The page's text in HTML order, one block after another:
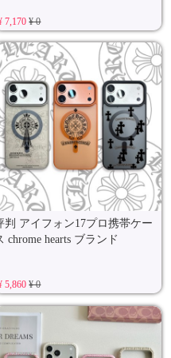
7,170¥ 0
判 アイフォン17プロ携帯ケー
chrome hearts ブランド
5,860¥ 0